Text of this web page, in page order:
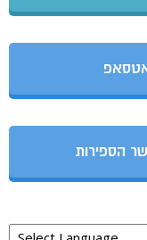
הספירות